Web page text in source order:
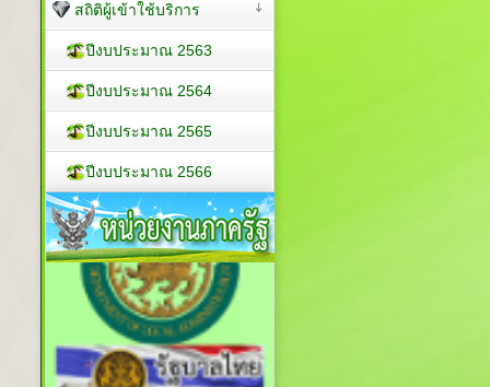
สถิติผู้เข้าใช้บริการ
ปีงบประมาณ 2563
ปีงบประมาณ 2564
ปีงบประมาณ 2565
ปีงบประมาณ 2566